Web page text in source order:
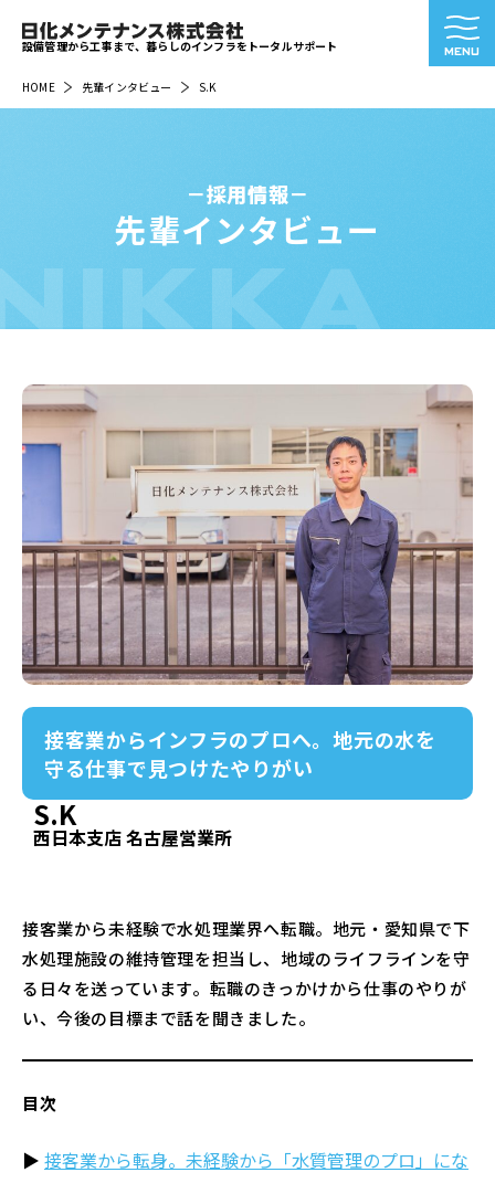
設備管理から工事まで、暮らしのインフラをトータルサポート
HOME 先輩インタビュー S.K
採用情報
先輩インタビュー
接客業からインフラのプロへ。地元の水を
守る仕事で見つけたやりがい
S.K
西日本支店 名古屋営業所
接客業から未経験で水処理業界へ転職。地元・愛知県で下
水処理施設の維持管理を担当し、地域のライフラインを守
る日々を送っています。転職のきっかけから仕事のやりが
い、今後の目標まで話を聞きました。
目次
接客業から転身。未経験から「水質管理のプロ」にな